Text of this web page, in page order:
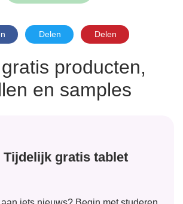
Delen Delen
producten,
en samples
Tijdelijk gratis tablet